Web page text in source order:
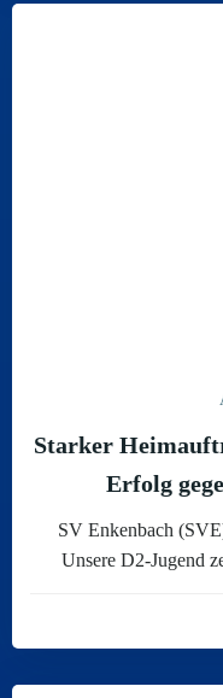
Starker
Erfolg
SV Enkenbach
Unsere D2-Jugend